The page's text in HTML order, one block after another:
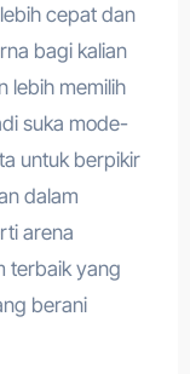
cepat dan
bagi kalian
lebih memilih
suka mode-
untuk berpikir
dalam
arena
terbaik yang
berani